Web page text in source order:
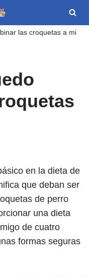
las croquetas a mi
en la dieta de
que deban ser
de perro
una dieta
de cuatro
formas seguras